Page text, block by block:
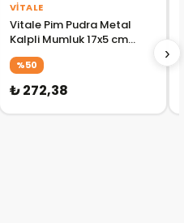
›
VITALE
Vitale Pim Pudra Metal
Kalpli Mumluk 17x5 cm
AK.EZ0083
%50
₺ 272,38